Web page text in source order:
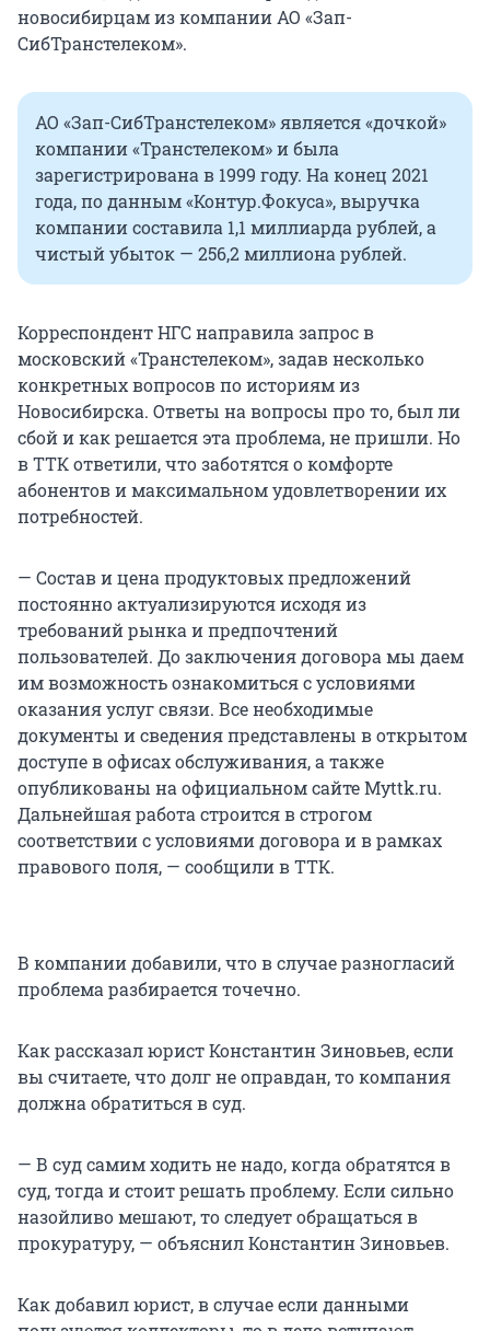
новосибирцам из компании АО «Зап-
СибТранстелеком».
АО «Зап-СибТранстелеком» является «дочкой»
компании «Транстелеком» и была
зарегистрирована в 1999 году. На конец 2021
года, по данным «Контур.Фокуса», выручка
компании составила 1,1 миллиарда рублей, а
чистый убыток — 256,2 миллиона рублей.
Корреспондент НГС направила запрос в
московский «Транстелеком», задав несколько
конкретных вопросов по историям из
Новосибирска. Ответы на вопросы про то, был ли
сбой и как решается эта проблема, не пришли. Но
в ТТК ответили, что заботятся о комфорте
абонентов и максимальном удовлетворении их
потребностей.
— Состав и цена продуктовых предложений
постоянно актуализируются исходя из
требований рынка и предпочтений
пользователей. До заключения договора мы даем
им возможность ознакомиться с условиями
оказания услуг связи. Все необходимые
документы и сведения представлены в открытом
доступе в офисах обслуживания, а также
опубликованы на официальном сайте Myttk.ru.
Дальнейшая работа строится в строгом
соответствии с условиями договора и в рамках
правового поля, — сообщили в ТТК.
В компании добавили, что в случае разногласий
проблема разбирается точечно.
Как рассказал юрист Константин Зиновьев, если
вы считаете, что долг не оправдан, то компания
должна обратиться в суд.
— В суд самим ходить не надо, когда обратятся в
суд, тогда и стоит решать проблему. Если сильно
назойливо мешают, то следует обращаться в
прокуратуру, — объяснил Константин Зиновьев.
Как добавил юрист, в случае если данными